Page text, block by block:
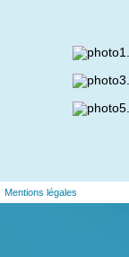
Mentions légales